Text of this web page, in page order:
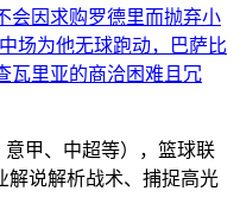
会因求购罗德里而抛弃小
场为他无球跑动，巴萨比
瓦里亚的商洽困难且冗
甲、中超等），篮球联
解说解析战术、捕捉高光